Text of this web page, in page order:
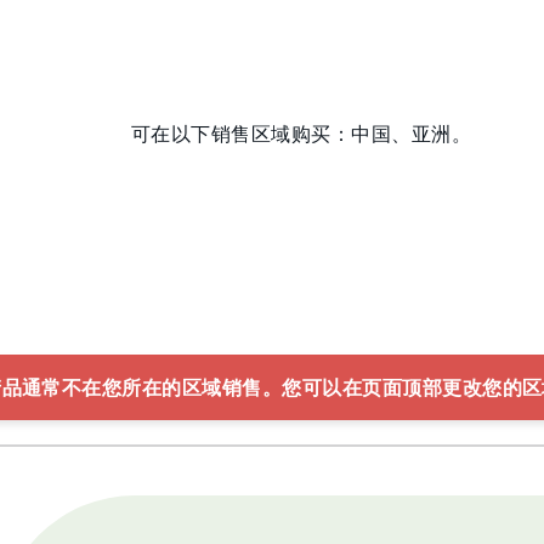
可在以下销售区域购买：中国、亚洲。
通常不在您所在的区域销售。您可以在页面顶部更改您的